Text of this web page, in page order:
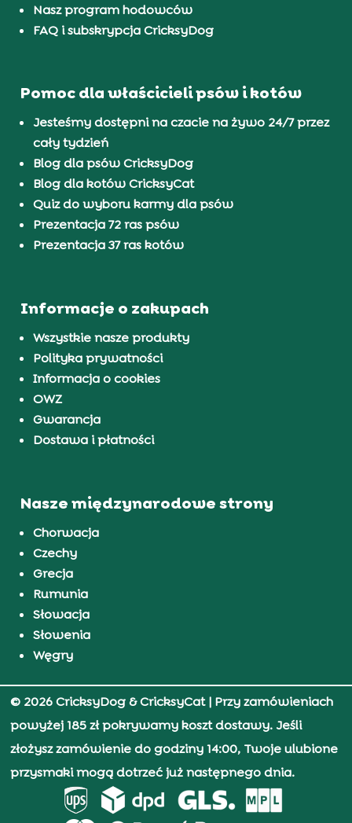
Nasz program hodowców
FAQ i subskrypcja CricksyDog
Pomoc dla właścicieli psów i kotów
Jesteśmy dostępni na czacie na żywo 24/7 przez
cały tydzień
Blog dla psów CricksyDog
Blog dla kotów CricksyCat
Quiz do wyboru karmy dla psów
Prezentacja 72 ras psów
Prezentacja 37 ras kotów
Informacje o zakupach
Wszystkie nasze produkty
Polityka prywatności
Informacja o cookies
OWZ
Gwarancja
Dostawa i płatności
Nasze międzynarodowe strony
Chorwacja
Czechy
Grecja
Rumunia
Słowacja
Słowenia
Węgry
© 2026 CricksyDog & CricksyCat| Przy zamówieniach
powyżej 185 zł pokrywamy koszt dostawy. Jeśli
złożysz zamówienie do godziny 14:00, Twoje ulubione
przysmaki mogą dotrzeć już następnego dnia.